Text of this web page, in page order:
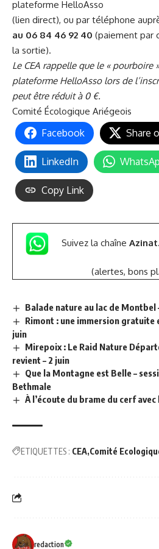
plateforme HelloAsso
(lien direct), ou par téléphone
au 06 84 46 92 40 (paiement par
la sortie).
Le CEA rappelle que le « pourboire
plateforme HelloAsso lors de
peut être réduit à 0 €.
Comité Écologique Ariégeois
Facebook Share
LinkedIn
Copy Link
Suivez la chaîne
(alertes, bons
Balade nature au lac de Montbel
Rimont : une immersion gratuite
juin
Mirepoix : Le Raid Nature
revient – 2 juin
Que la Montagne est Belle –
Bethmale
À l’écoute du brame du cerf avec
ETIQUETTES : CEA Comité
redaction